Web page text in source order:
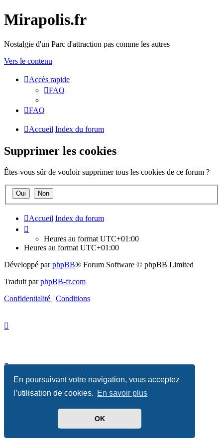
En poursuivant votre navigation, vous acceptez
l’utilisation de cookies. En savoir plus
OK
Mirapolis.fr
Nostalgie d'un Parc d'attraction pas comme les autres
Vers le contenu
Accès rapide
FAQ
FAQ
Accueil Index du forum
Supprimer les cookies
Êtes-vous sûr de vouloir supprimer tous les cookies de ce forum ?
Accueil Index du forum
Heures au format UTC+01:00
Heures au format UTC+01:00
Développé parphpBB® Forum Software © phpBB Limited
Traduit parphpBB-fr.com
Confidentialité | Conditions